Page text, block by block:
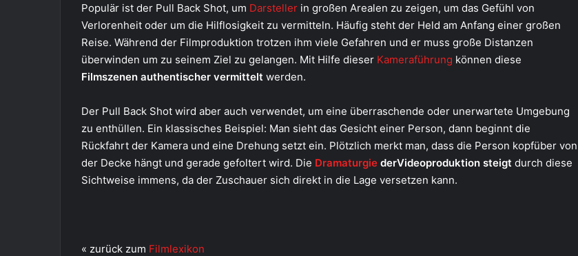
Populär ist der Pull Back Shot, um Darsteller in großen Arealen zu zeigen, um das Gefühl von
Verlorenheit oder um die Hilflosigkeit zu vermitteln. Häufig steht der Held am Anfang einer großen
Reise. Während der Filmproduktion trotzen ihm viele Gefahren und er muss große Distanzen
überwinden um zu seinem Ziel zu gelangen. Mit Hilfe dieser Kameraführung können diese
Filmszenen authentischer vermittelt werden.
Der Pull Back Shot wird aber auch verwendet, um eine überraschende oder unerwartete Umgebung
zu enthüllen. Ein klassisches Beispiel: Man sieht das Gesicht einer Person, dann beginnt die
Rückfahrt der Kamera und eine Drehung setzt ein. Plötzlich merkt man, dass die Person kopfüber von
der Decke hängt und gerade gefoltert wird. Die Dramaturgie derVideoproduktion steigt durch diese
Sichtweise immens, da der Zuschauer sich direkt in die Lage versetzen kann.
« zurück zum Filmlexikon